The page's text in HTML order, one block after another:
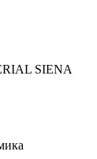
SIENA